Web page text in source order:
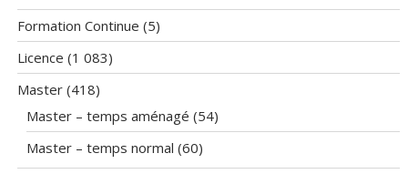
Formation Continue (5)
Licence (1 083)
Master (418)
Master – temps aménagé (54)
Master – temps normal (60)